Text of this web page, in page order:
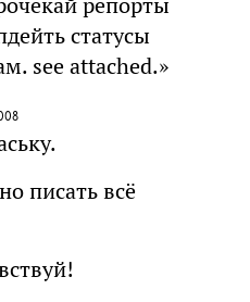
репорты
статусы
see attached.»
писать всё